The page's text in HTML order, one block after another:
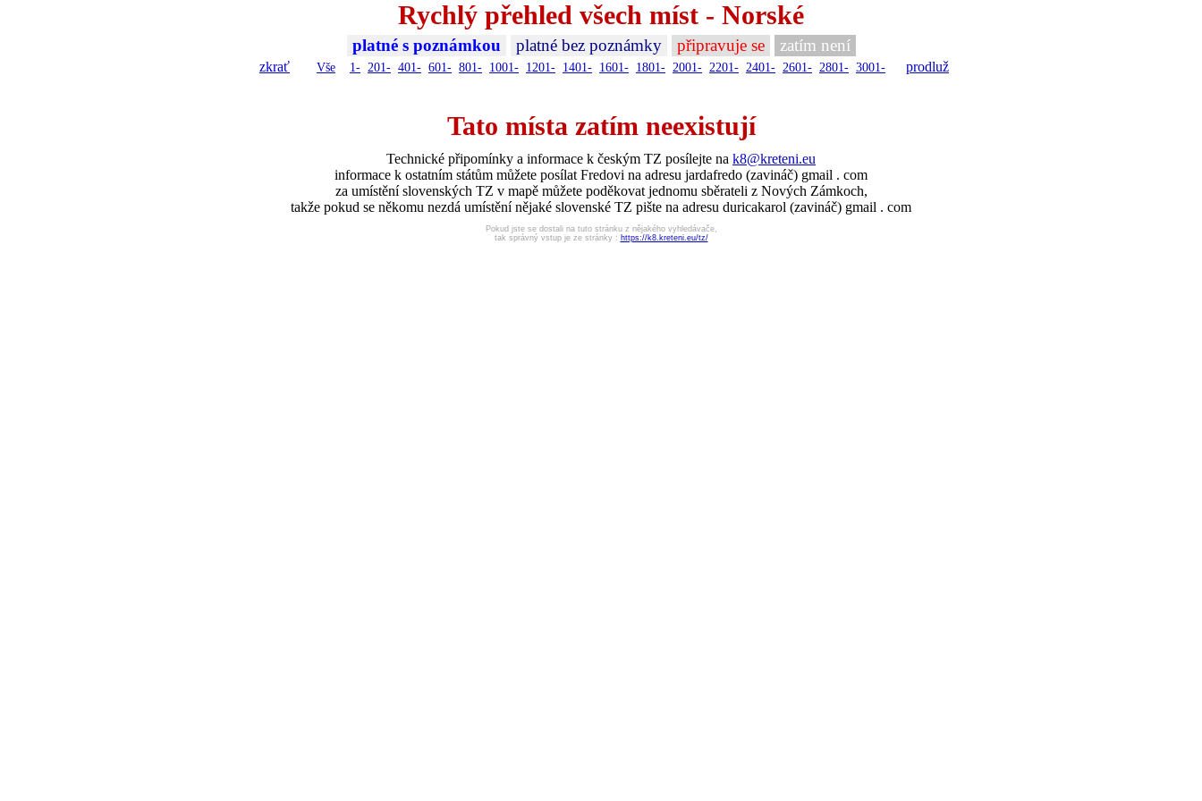
zkrať
Rychlý přehled všech míst - Norské
prodluž
platné s poznámkou platné bez poznámky připravuje se zatím není
Vše 1- 201- 401- 601- 801- 1001- 1201- 1401- 1601- 1801- 2001- 2201- 2401- 2601- 2801- 3001-
Tato místa zatím neexistují
Technické připomínky a informace k českým TZ posílejte na k8@kreteni.eu
informace k ostatním státům můžete posílat Fredovi na adresu jardafredo (zavináč) gmail . com
za umístění slovenských TZ v mapě můžete poděkovat jednomu sběrateli z Nových Zámkoch,
takže pokud se někomu nezdá umístění nějaké slovenské TZ pište na adresu duricakarol (zavináč) gmail . com
Pokud jste se dostali na tuto stránku z nějakého vyhledávače,
tak správný vstup je ze stránky : https://k8.kreteni.eu/tz/